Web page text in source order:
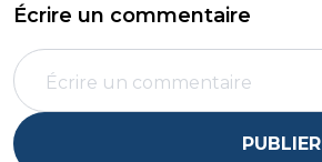
Écrire un commentaire
PUBLIER